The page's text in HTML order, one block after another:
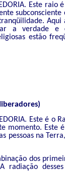
Este raio
subconsciente
Aqui
a verdade e
estão
Este é o
momento. Este
pessoas na
dos
radiação